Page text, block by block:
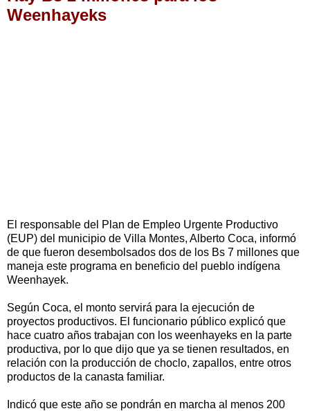
Weenhayeks
El responsable del Plan de Empleo Urgente Productivo
(EUP) del municipio de Villa Montes, Alberto Coca, informó
de que fueron desembolsados dos de los Bs 7 millones que
maneja este programa en beneficio del pueblo indígena
Weenhayek.
Según Coca, el monto servirá para la ejecución de
proyectos productivos. El funcionario público explicó que
hace cuatro años trabajan con los weenhayeks en la parte
productiva, por lo que dijo que ya se tienen resultados, en
relación con la producción de choclo, zapallos, entre otros
productos de la canasta familiar.
Indicó que este año se pondrán en marcha al menos 200